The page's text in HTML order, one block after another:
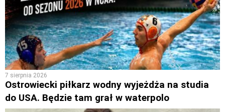
7 sierpnia 2026
Ostrowiecki piłkarz wodny wyjeżdża na studia
do USA. Będzie tam grał w waterpolo